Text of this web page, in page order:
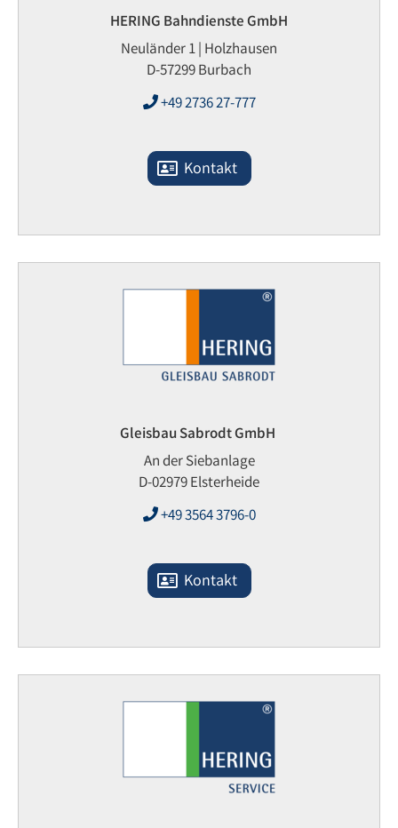
HERING Bahndienste GmbH
Neuländer 1 | Holzhausen
D-57299 Burbach
+49 2736 27-777
Kontakt
Gleisbau Sabrodt GmbH
An der Siebanlage
D-02979 Elsterheide
+49 3564 3796-0
Kontakt